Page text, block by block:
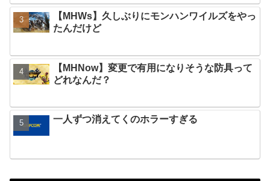
【MHWs】久しぶりにモンハンワイルズをやっ
たんだけど
【MHNow】変更で有用になりそうな防具って
どれなんだ？
一人ずつ消えてくのホラーすぎる